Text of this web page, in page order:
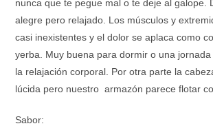
nunca que te pegue mal o te deje al galope.
alegre pero relajado. Los músculos y
casi inexistentes y el dolor se aplaca como
yerba. Muy buena para dormir o una
la relajación corporal. Por otra parte la
lúcida pero nuestro armazón parece flotar
Sabor: